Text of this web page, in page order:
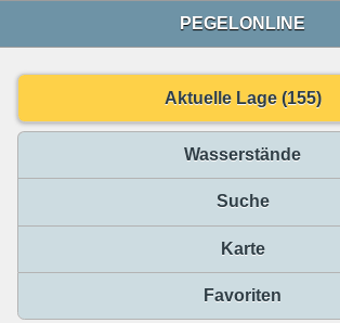
PEGELONLINE
Aktuelle Lage (155)
Wasserstände
Suche
Karte
Favoriten